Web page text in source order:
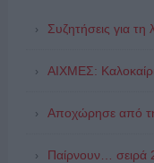
Συζητήσεις για τη
ΑΙΧΜΕΣ:
Αποχώρησε από
Παίρνουν… σειρά